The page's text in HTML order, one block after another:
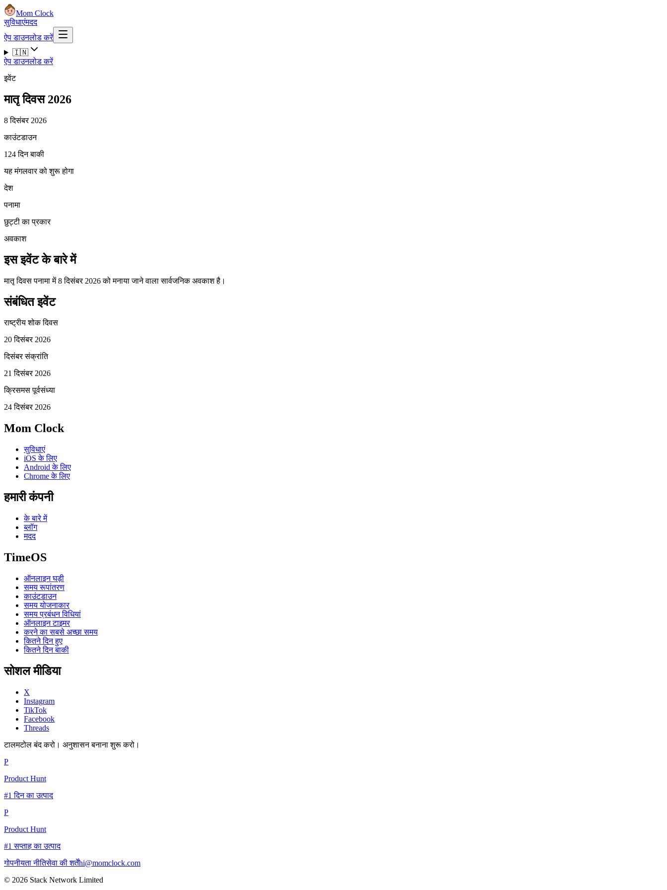
Mom Clock
सुविधाएंमदद
ऐप डाउनलोड करें
🇮🇳
ऐप डाउनलोड करें
इवेंट
मातृ दिवस 2026
8 दिसंबर 2026
काउंटडाउन
124 दिन बाकी
यह मंगलवार को शुरू होगा
देश
पनामा
छुट्टी का प्रकार
अवकाश
इस इवेंट के बारे में
मातृ दिवस पनामा में 8 दिसंबर 2026 को मनाया जाने वाला सार्वजनिक अवकाश है।
संबंधित इवेंट
राष्ट्रीय शोक दिवस
20 दिसंबर 2026
दिसंबर संक्रांति
21 दिसंबर 2026
क्रिसमस पूर्वसंध्या
24 दिसंबर 2026
Mom Clock
सुविधाएं
iOS के लिए
Android के लिए
Chrome के लिए
हमारी कंपनी
के बारे में
ब्लॉग
मदद
TimeOS
ऑनलाइन घड़ी
समय रूपांतरण
काउंटडाउन
समय योजनाकार
समय प्रबंधन विधियां
ऑनलाइन टाइमर
करने का सबसे अच्छा समय
कितने दिन हुए
कितने दिन बाकी
सोशल मीडिया
X
Instagram
TikTok
Facebook
Threads
टालमटोल बंद करो। अनुशासन बनाना शुरू करो।
P
Product Hunt
#1 दिन का उत्पाद
P
Product Hunt
#1 सप्ताह का उत्पाद
गोपनीयता नीतिसेवा की शर्तेंhi@momclock.com
© 2026 Stack Network Limited